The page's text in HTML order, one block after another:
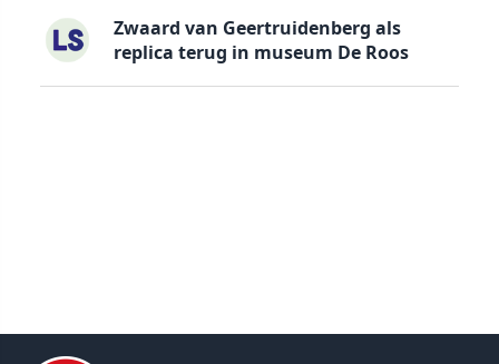
Zwaard van Geertruidenberg als
replica terug in museum De Roos